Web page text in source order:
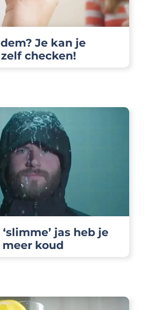
Je kan je
checken!
jas heb je
koud